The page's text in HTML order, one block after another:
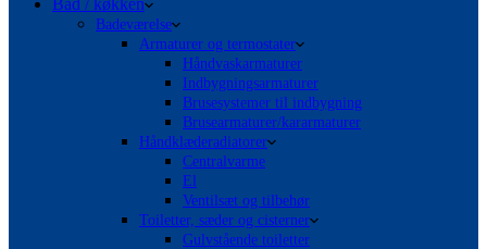
Bad / køkken
Badeværelse
Armaturer og termostater
Håndvaskarmaturer
Indbygningsarmaturer
Brusesystemer til indbygning
Brusearmaturer/kararmaturer
Håndklæderadiatorer
Centralvarme
El
Ventilsæt og tilbehør
Toiletter, sæder og cisterner
Gulvstående toiletter